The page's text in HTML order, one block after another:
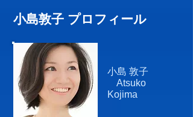
​小島敦子 プロフィール
小島 敦子
Atsuko
Kojima